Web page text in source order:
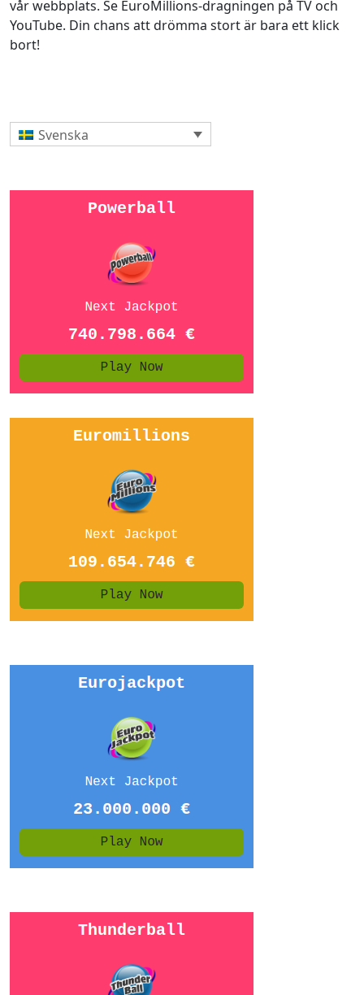
vår webbplats. Se EuroMillions-dragningen på TV och
YouTube. Din chans att drömma stort är bara ett klick
bort!
Svenska